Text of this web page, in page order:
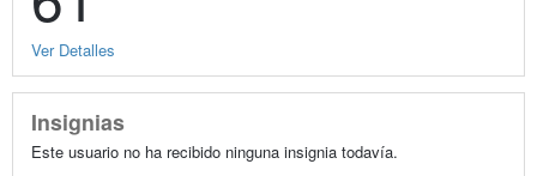
Ver Detalles
Insignias
Este usuario no ha recibido ninguna insignia todavía.